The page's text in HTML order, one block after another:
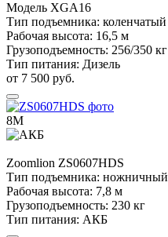
Модель XGA16
Тип подъемника: коленчатый
Рабочая высота: 16,5 м
Грузоподъемность: 256/350 кг
Тип питания: Дизель
от 7 500 руб.
8М
Zoomlion ZS0607HDS
Тип подъемника: ножничный
Рабочая высота: 7,8 м
Грузоподъемность: 230 кг
Тип питания: АКБ